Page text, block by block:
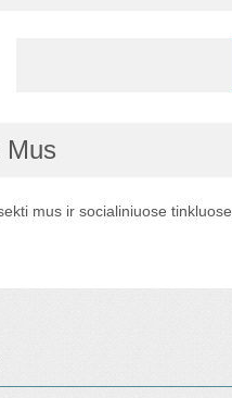
Mus
mus ir socialiniuose tinkluose